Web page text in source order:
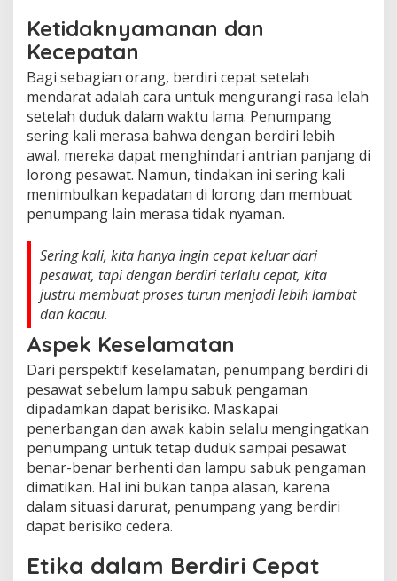
Ketidaknyamanan dan
Kecepatan
Bagi sebagian orang, berdiri cepat setelah
mendarat adalah cara untuk mengurangi rasa lelah
setelah duduk dalam waktu lama. Penumpang
sering kali merasa bahwa dengan berdiri lebih
awal, mereka dapat menghindari antrian panjang di
lorong pesawat. Namun, tindakan ini sering kali
menimbulkan kepadatan di lorong dan membuat
penumpang lain merasa tidak nyaman.
Sering kali, kita hanya ingin cepat keluar dari
pesawat, tapi dengan berdiri terlalu cepat, kita
justru membuat proses turun menjadi lebih lambat
dan kacau.
Aspek Keselamatan
Dari perspektif keselamatan, penumpang berdiri di
pesawat sebelum lampu sabuk pengaman
dipadamkan dapat berisiko. Maskapai
penerbangan dan awak kabin selalu mengingatkan
penumpang untuk tetap duduk sampai pesawat
benar-benar berhenti dan lampu sabuk pengaman
dimatikan. Hal ini bukan tanpa alasan, karena
dalam situasi darurat, penumpang yang berdiri
dapat berisiko cedera.
Etika dalam Berdiri Cepat